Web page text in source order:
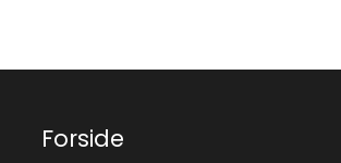
Forside